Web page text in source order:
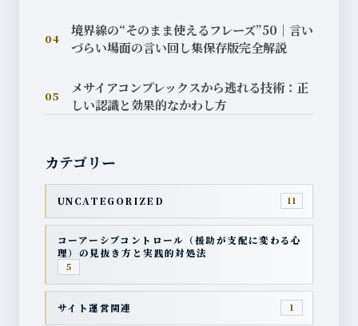
04
境界線の“そのまま使えるフレーズ”50｜言い
づらい場面の言い回し集保存版完全解説
05
メサイアコンプレックスから逃れる技術：正
しい認識と効果的なかわし方
カテゴリー
UNCATEGORIZED 11
コーアーシブコントロール（援助が支配に変わる心
理）の見抜き方と実践的対処法
5
サイト運営関連 1